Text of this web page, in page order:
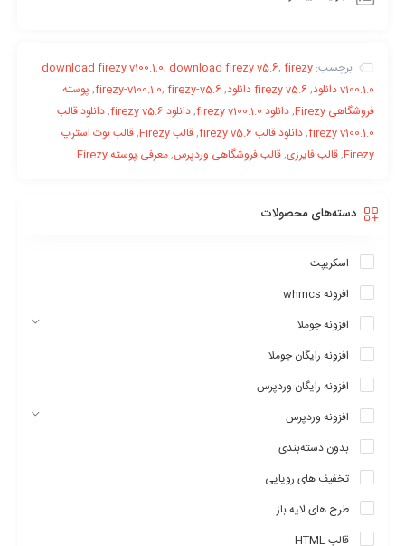
برچسب: download firezy v100.1.0, download firezy v5.6, firezy
v100.1.0 دانلود
, firezy v5.6 دانلود ,
firezy-v100.1.0, firezy-v5.6
, پوسته
فروشگاهی Firezy
,دانلود firezy v100.1.0 ,دانلود firezy v5.6 ,دانلود قالب
firezy v100.1.0
,دانلود قالب firezy v5.6 ,قالب Firezy ,قالب بوت استرپ
Firezy
,قالب فایرزی,قالب فروشگاهی وردپرس,معرفی پوسته Firezy
دسته‌های محصولات
اسکریپت
افزونه whmcs
افزونه جوملا
افزونه رایگان جوملا
افزونه رایگان وردپرس
افزونه وردپرس
بدون دسته‌بندی
تخفیف های رویایی
طرح های لایه باز
قالب HTML